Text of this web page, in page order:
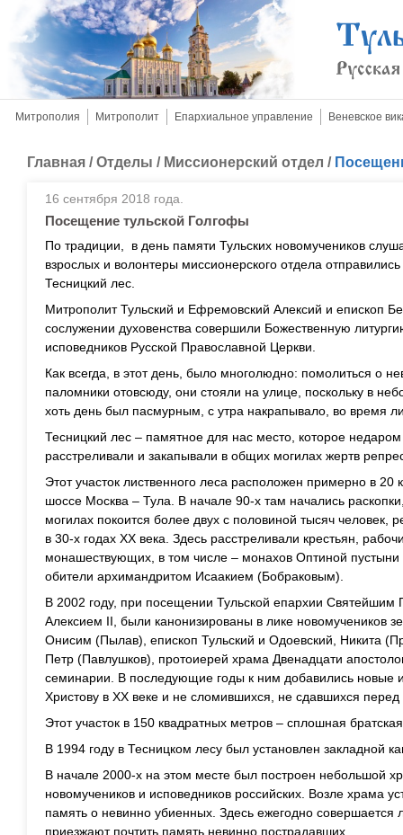
Митрополия Митрополит Епархиальное управление Веневское
Главная /Отделы / Миссионерский отдел /
16 сентября 2018 года.
Посещение тульской Голгофы
По традиции, в день памяти Тульских новомучеников
взрослых и волонтеры миссионерского отдела
Тесницкий лес.
Митрополит Тульский и Ефремовский Алексий и епископ
сослужении духовенства совершили Божественную
исповедников Русской Православной Церкви.
Как всегда, в этот день, было многолюдно: помолиться о
паломники отовсюду, они стояли на улице, поскольку в
хоть день был пасмурным, с утра накрапывало, во время
Тесницкий лес – памятное для нас место, которое
расстреливали и закапывали в общих могилах жертв
Этот участок лиственного леса расположен примерно в 20
шоссе Москва – Тула. В начале 90-х там начались
могилах покоится более двух с половиной тысяч человек,
в 30-х годах ХХ века. Здесь расстреливали крестьян,
монашествующих, в том числе – монахов Оптиной
обители архимандритом Исаакием (Бобраковым).
В 2002 году, при посещении Тульской епархии Святейшим
Алексием II, были канонизированы в лике новомучеников
Онисим (Пылав), епископ Тульский и Одоевский, Никита
Петр (Павлушков), протоиерей храма Двенадцати
семинарии. В последующие годы к ним добавились новые
Христову в ХХ веке и не сломившихся, не сдавшихся
Этот участок в 150 квадратных метров – сплошная
В 1994 году в Тесницком лесу был установлен закладной
В начале 2000-х на этом месте был построен небольшой
новомучеников и исповедников российских. Возле храма
память о невинно убиенных. Здесь ежегодно совершается
приезжают почтить память невинно пострадавших.